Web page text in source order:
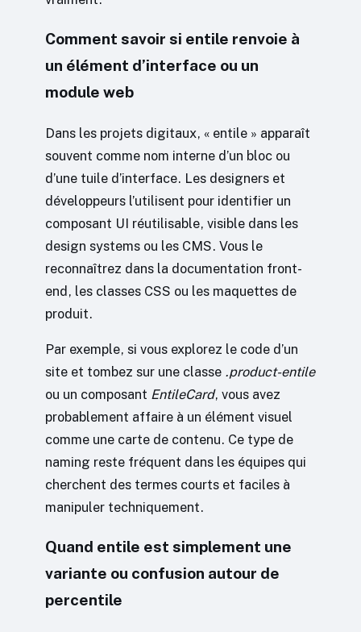
Comment savoir si entile renvoie à
un élément d’interface ou un
module web
Dans les projets digitaux, « entile » apparaît
souvent comme nom interne d’un bloc ou
d’une tuile d’interface. Les designers et
développeurs l’utilisent pour identifier un
composant UI réutilisable, visible dans les
design systems ou les CMS. Vous le
reconnaîtrez dans la documentation front-
end, les classes CSS ou les maquettes de
produit.
Par exemple, si vous explorez le code d’un
site et tombez sur une classe .product-entile
ou un composant EntileCard, vous avez
probablement affaire à un élément visuel
comme une carte de contenu. Ce type de
naming reste fréquent dans les équipes qui
cherchent des termes courts et faciles à
manipuler techniquement.
Quand entile est simplement une
variante ou confusion autour de
percentile